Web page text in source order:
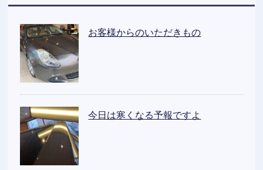
お客様からのいただきもの
今日は寒くなる予報ですよ